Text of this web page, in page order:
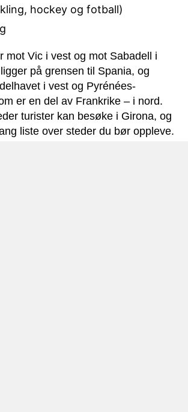
hockey og fotball)
mot Vic i vest og mot Sabadell i
på grensen til Spania, og
i vest og Pyrénées-
er en del av Frankrike – i nord.
turister kan besøke i Girona, og
liste over steder du bør oppleve.